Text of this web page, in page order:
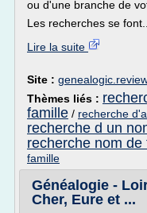
ou d'une branche de
Les recherches se font...
Lire la suite
Site :
Thèmes liés :
famille / recherche
recherche d un
recherche nom de
famille
Généalogie -
Cher, Eure et ...